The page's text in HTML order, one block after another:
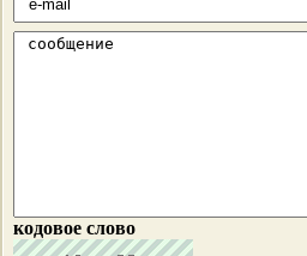
кодовое слово